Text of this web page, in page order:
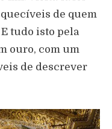
de quem
tudo isto pela
ouro, com um
de descrever